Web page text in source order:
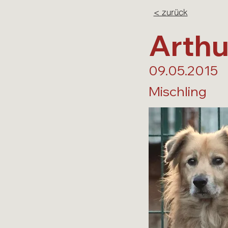
< zurück
09.05.2015
Mischling